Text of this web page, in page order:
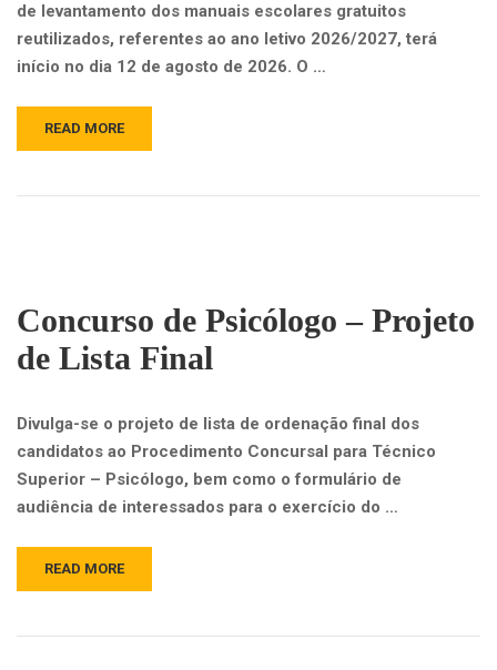
de levantamento dos manuais escolares gratuitos
reutilizados, referentes ao ano letivo 2026/2027, terá
início no dia 12 de agosto de 2026. O …
READ MORE
Concurso de Psicólogo – Projeto
de Lista Final
Divulga-se o projeto de lista de ordenação final dos
candidatos ao Procedimento Concursal para Técnico
Superior – Psicólogo, bem como o formulário de
audiência de interessados para o exercício do …
READ MORE